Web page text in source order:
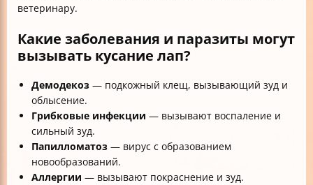
ветеринару.
Какие заболевания и паразиты могут
вызывать кусание лап?
Демодекоз — подкожный клещ, вызывающий зуд и
облысение.
Грибковые инфекции — вызывают воспаление и
сильный зуд.
Папилломатоз — вирус с образованием
новообразований.
Аллергии — вызывают покраснение и зуд.